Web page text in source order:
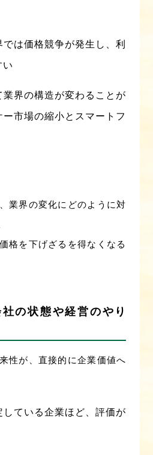
は価格競争が発生し、利
い
界の構造が変わることが
市場の縮小とスマートフ
業界の変化にどのように対
格を下げざるを得なくなる
の状態や経営のやり
性が、直接的に企業価値へ
ている企業ほど、評価が